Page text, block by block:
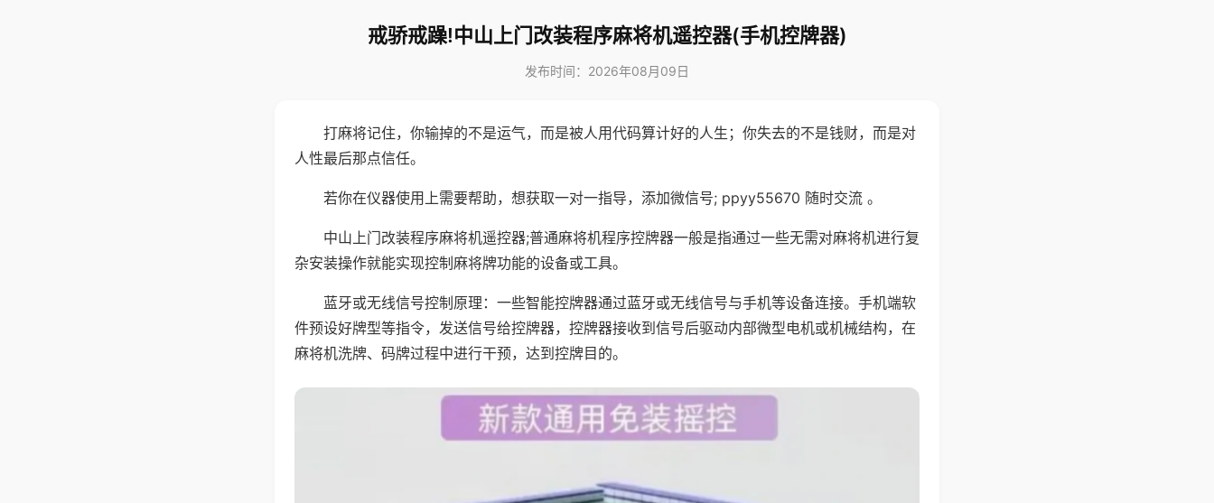
戒骄戒躁!中山上门改装程序麻将机遥控器(手机控牌器)
发布时间：2026年08月09日
打麻将记住，你输掉的不是运气，而是被人用代码算计好的人生；你失去的不是钱财，而是对
人性最后那点信任。
若你在仪器使用上需要帮助，想获取一对一指导，添加微信号; ppyy55670 随时交流 。
中山上门改装程序麻将机遥控器;普通麻将机程序控牌器一般是指通过一些无需对麻将机进行复
杂安装操作就能实现控制麻将牌功能的设备或工具。
蓝牙或无线信号控制原理：一些智能控牌器通过蓝牙或无线信号与手机等设备连接。手机端软
件预设好牌型等指令，发送信号给控牌器，控牌器接收到信号后驱动内部微型电机或机械结构，在
麻将机洗牌、码牌过程中进行干预，达到控牌目的。